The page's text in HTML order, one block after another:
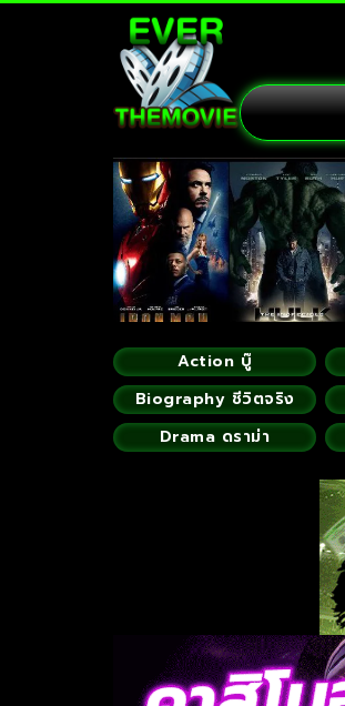
Action บู๊
Biography ชีวิตจริง
Drama ดราม่า